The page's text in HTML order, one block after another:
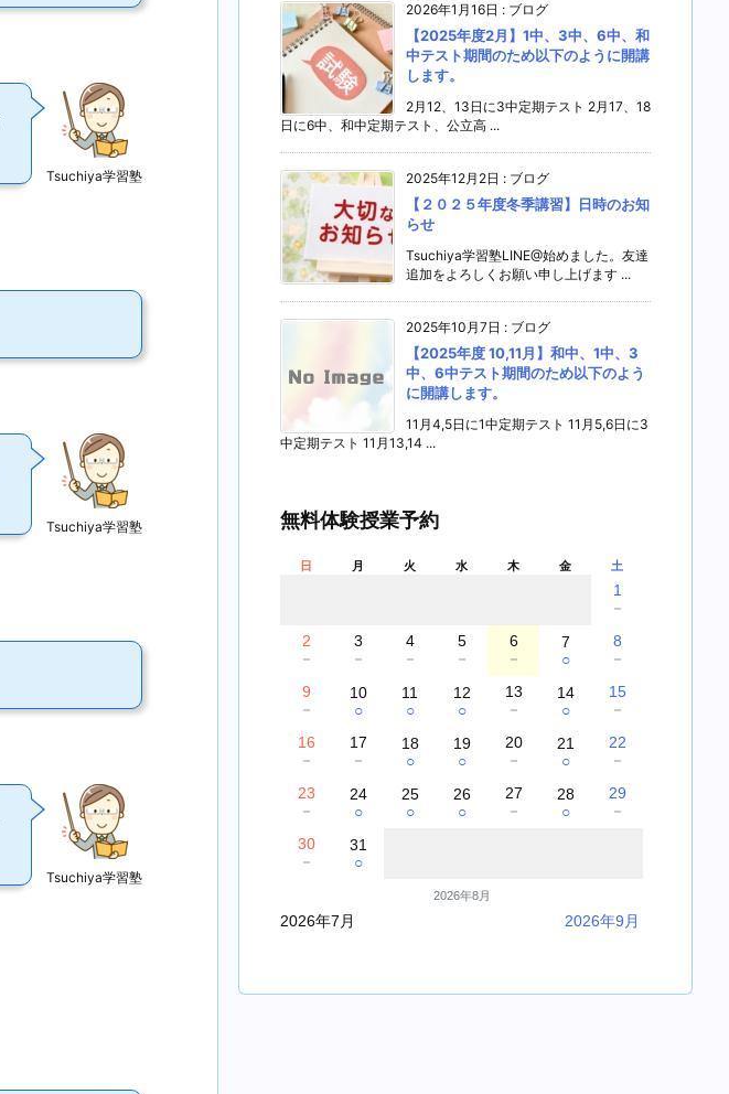
Tsuchiya学習塾
Tsuchiya学習塾
Tsuchiya学習塾
2026年1月16日 : ブログ
【2025年度2月】1中、3中、6中、和
中テスト期間のため以下のように開講
します。
2月12、13日に3中定期テスト 2月17、18
日に6中、和中定期テスト、公立高 ...
2025年12月2日 : ブログ
【２０２５年度冬季講習】日時のお知
らせ
Tsuchiya学習塾LINE@始めました。友達
追加をよろしくお願い申し上げます ...
2025年10月7日 : ブログ
【2025年度 10,11月】和中、1中、3
中、6中テスト期間のため以下のよう
に開講します。
11月4,5日に1中定期テスト 11月5,6日に3
中定期テスト 11月13,14 ...
無料体験授業予約
2026年8月
日 月 火 水 木 金 土
1
－
2
－
3
－
4
－
5
－
6
－
7
○
8
－
9
－
10
○
11
○
12
○
13
－
14
○
15
－
16
－
17
－
18
○
19
○
20
－
21
○
22
－
23
－
24
○
25
○
26
○
27
－
28
○
29
－
30
－
31
○
2026年7月 2026年9月